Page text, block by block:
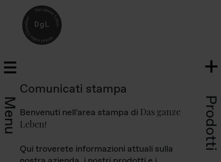
Menu Prodotti
Comunicati stampa
Benvenuti nell'area stampa di Das ganze
Leben!
Qui troverete informazioni attuali sulla